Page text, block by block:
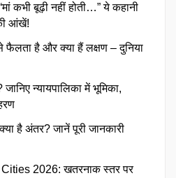
कभी बूढ़ी नहीं होती…” ये कहानी
आंखें!
है और क्या हैं लक्षण – दुनिया
न्यायपालिका में भूमिका,
है अंतर? जानें पूरी जानकारी
2026: खतरनाक स्तर पर